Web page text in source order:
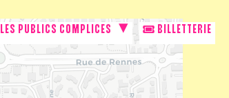
LES PUBLICS COMPLICES
BILLETTERIE